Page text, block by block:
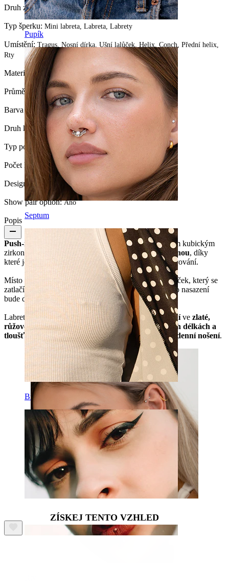
Pupík
Septum
Bradavka
Druh zapínání:Push-In
Typ šperku: Mini labreta, Labreta, Labrety
Umístění: Tragus, Nosní dírka, Ušní lalůček, Helix, Conch, Přední helix,
Rty
Materiál:Chirurgická ocel
Průměr kuličky:2 mm.
Barva kamínku:Průhledná
Druh kamínku: Kubický Zirkon
Typ povlaku:PVD povlak
Počet kusů: 1
Design:Jednoduchý
Show pair option:Ano
Popis
Push-in labreta s čirým kamínkem
je zdobená čirým kubickým
zirkonem v krapnovém osazení aplochou zadní stranou, díky
které jde šperk vyměnit hladce a bez zbytečného otravování.
Místo šroubování se vrchní část nasazuje na malý kolíček, který se
zatlačí do tyčinky. Před vložením ho lehce ohněte a po nasazení
bude držet ještě pevněji.
Labreta je vyrobená zchirurgické oceli a je k dostáníve zlaté,
růžovozlaté, černé a stříbrnébarvě , navíc v
různých délkách a
tloušťkách
. Voděodolná, odolná a ideální na každodenní nošení.
ZÍSKEJ TENTO VZHLED